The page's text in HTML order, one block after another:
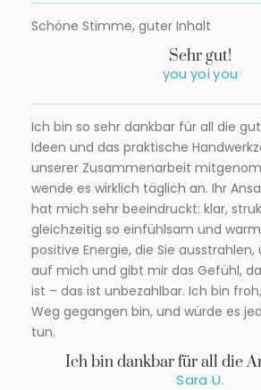
Schöne Stimme, guter Inhalt
Sehr gut!
you yoi you
Ich bin so sehr dankbar für all die
Ideen und das praktische
unserer Zusammenarbeit
wende es wirklich täglich an. Ihr
hat mich sehr beeindruckt: klar,
gleichzeitig so einfühlsam und
positive Energie, die Sie
auf mich und gibt mir das Gefühl,
ist – das ist unbezahlbar. Ich bin
Weg gegangen bin, und würde es
tun.
Ich bin dankbar für all die
Sara U.